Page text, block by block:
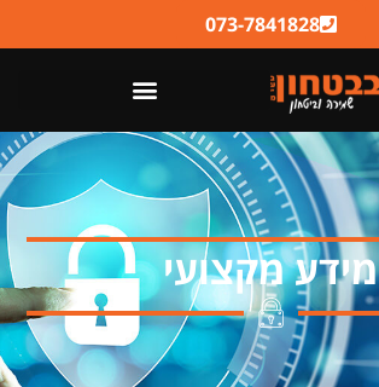
073-7841828
מידע מקצועי